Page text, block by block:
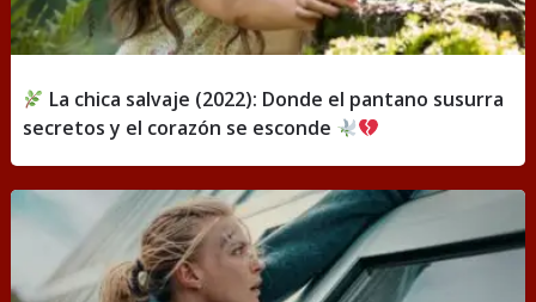
La chica salvaje (2022): Donde el pantano susurra
secretos y el corazón se esconde